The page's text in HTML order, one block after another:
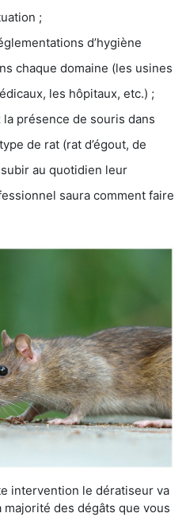
;
d’hygiène
chaque domaine (les usines
les hôpitaux, etc.) ;
présence de souris dans
de rat (rat d’égout, de
au quotidien leur
saura comment faire
intervention le dératiseur va
des dégâts que vous